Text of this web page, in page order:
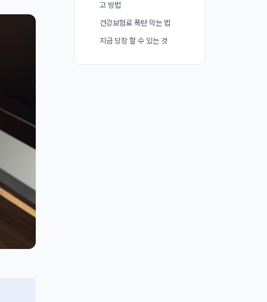
고 방법
건강보험료 폭탄 막는 법
지금 당장 할 수 있는 것